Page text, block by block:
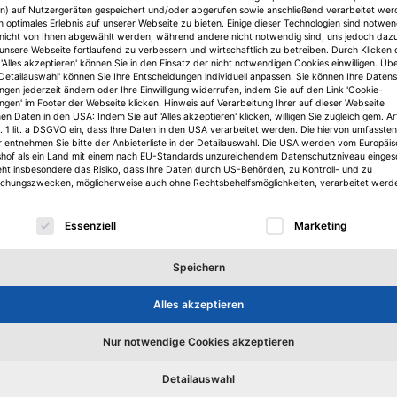
Stellen des
hat das Unternehmen keine Stellenangebote bei uns
auf Nutzergeräten gespeichert und/oder abgerufen sowie anschließend verarbeitet
optimales Erlebnis auf unserer Webseite zu bieten. Einige dieser Technologien sind
von Ihnen abgewählt werden, während andere nicht notwendig sind, uns jedoch
Webseite fortlaufend zu verbessern und wirtschaftlich zu betreiben. Durch Klicken
akzeptieren' können Sie in den Einsatz der nicht notwendigen Cookies einwilligen.
können Sie Ihre Entscheidungen individuell anpassen. Sie können Ihre
jederzeit ändern oder Ihre Einwilligung widerrufen, indem Sie auf den Link 'Cookie-
im Footer der Webseite klicken. Hinweis auf Verarbeitung Ihrer auf dieser Webseite
Daten in den USA: Indem Sie auf 'Alles akzeptieren' klicken, willigen Sie zugleich gem.
1 lit. a DSGVO ein, dass Ihre Daten in den USA verarbeitet werden. Die hiervon umfassten
entnehmen Sie bitte der Anbieterliste in der Detailauswahl. Die USA werden vom
als ein Land mit einem nach EU-Standards unzureichendem Datenschutzniveau
insbesondere das Risiko, dass Ihre Daten durch US-Behörden, zu Kontroll- und zu
möglicherweise auch ohne Rechtsbehelfsmöglichkeiten, verarbeitet
eine Liste der Service-Gruppen, für die eine
Essenziell Marketing
Speichern
Alles akzeptieren
Nur notwendige Cookies akzeptieren
Detailauswahl